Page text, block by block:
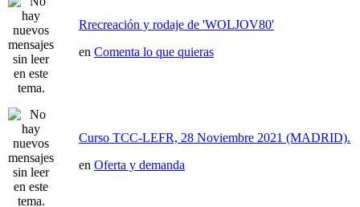
Rrecreación y rodaje de 'WOLJOV80'
en Comenta lo que quieras
Curso TCC-LEFR, 28 Noviembre 2021 (MADRID).
en Oferta y demanda